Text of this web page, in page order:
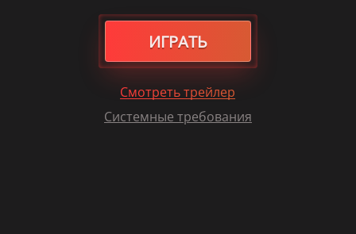
ИГРАТЬ
Смотреть трейлер
Системные требования